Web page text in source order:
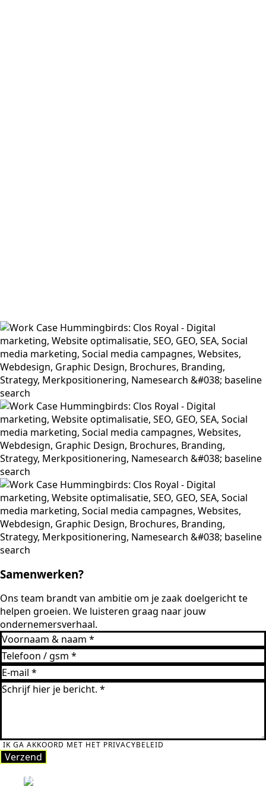
Samenwerken?
Ons team brandt van ambitie om je zaak doelgericht te
helpen groeien. We luisteren graag naar jouw
ondernemersverhaal.
IK GA AKKOORD MET HET PRIVACYBELEID
Verzend
Verzend